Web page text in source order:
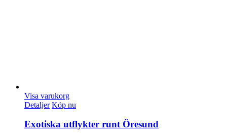
Visa varukorg
Detaljer Köp nu
Exotiska utflykter runt Öresund